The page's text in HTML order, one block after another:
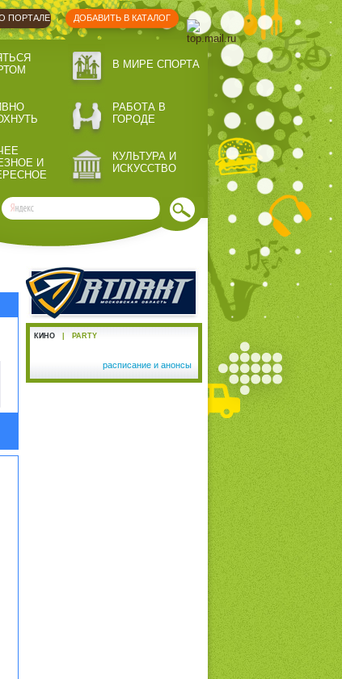
ПОРТАЛЕ ДОБАВИТЬ В КАТАЛОГ
В МИРЕ СПОРТА
РАБОТА В
ГОРОДЕ
И
КУЛЬТУРА И
ИСКУССТВО
КИНО PARTY
расписание и анонсы